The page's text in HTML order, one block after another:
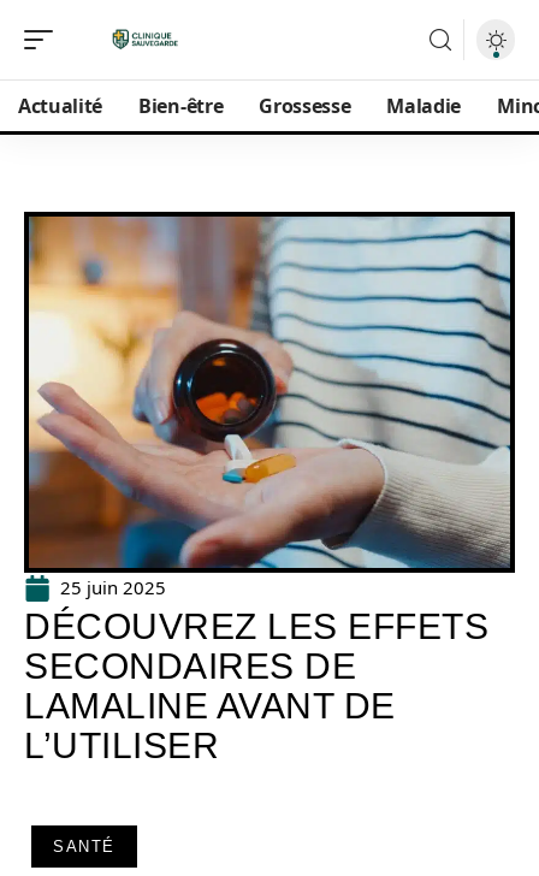
Actualité Bien-être Grossesse Maladie
25 juin 2025
DÉCOUVREZ LES EFFETS
SECONDAIRES DE
LAMALINE AVANT DE
L’UTILISER
SANTÉ